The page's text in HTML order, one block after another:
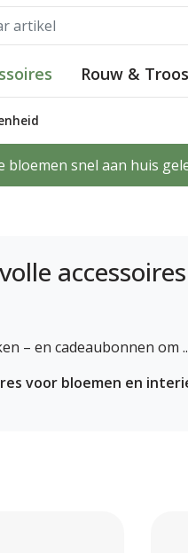
Rouw &
bloemen snel aan huis
– en cadeaubonnen om
voor bloemen en